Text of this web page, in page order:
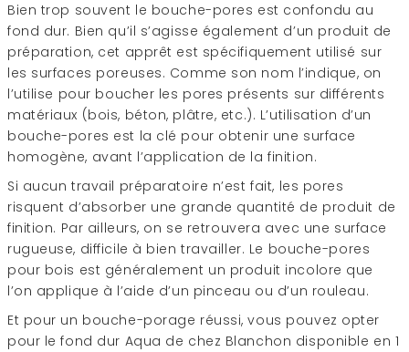
Bien trop souvent le bouche-pores est confondu au
fond dur. Bien qu’il s’agisse également d’un produit de
préparation, cet apprêt est spécifiquement utilisé sur
les surfaces poreuses. Comme son nom l’indique, on
l’utilise pour boucher les pores présents sur différents
matériaux (bois, béton, plâtre, etc.). L’utilisation d’un
bouche-pores est la clé pour obtenir une surface
homogène, avant l’application de la finition.
Si aucun travail préparatoire n’est fait, les pores
risquent d’absorber une grande quantité de produit de
finition. Par ailleurs, on se retrouvera avec une surface
rugueuse, difficile à bien travailler. Le bouche-pores
pour bois est généralement un produit incolore que
l’on applique à l’aide d’un pinceau ou d’un rouleau.
Et pour un bouche-porage réussi, vous pouvez opter
pour le fond dur Aqua de chez Blanchon disponible en 1